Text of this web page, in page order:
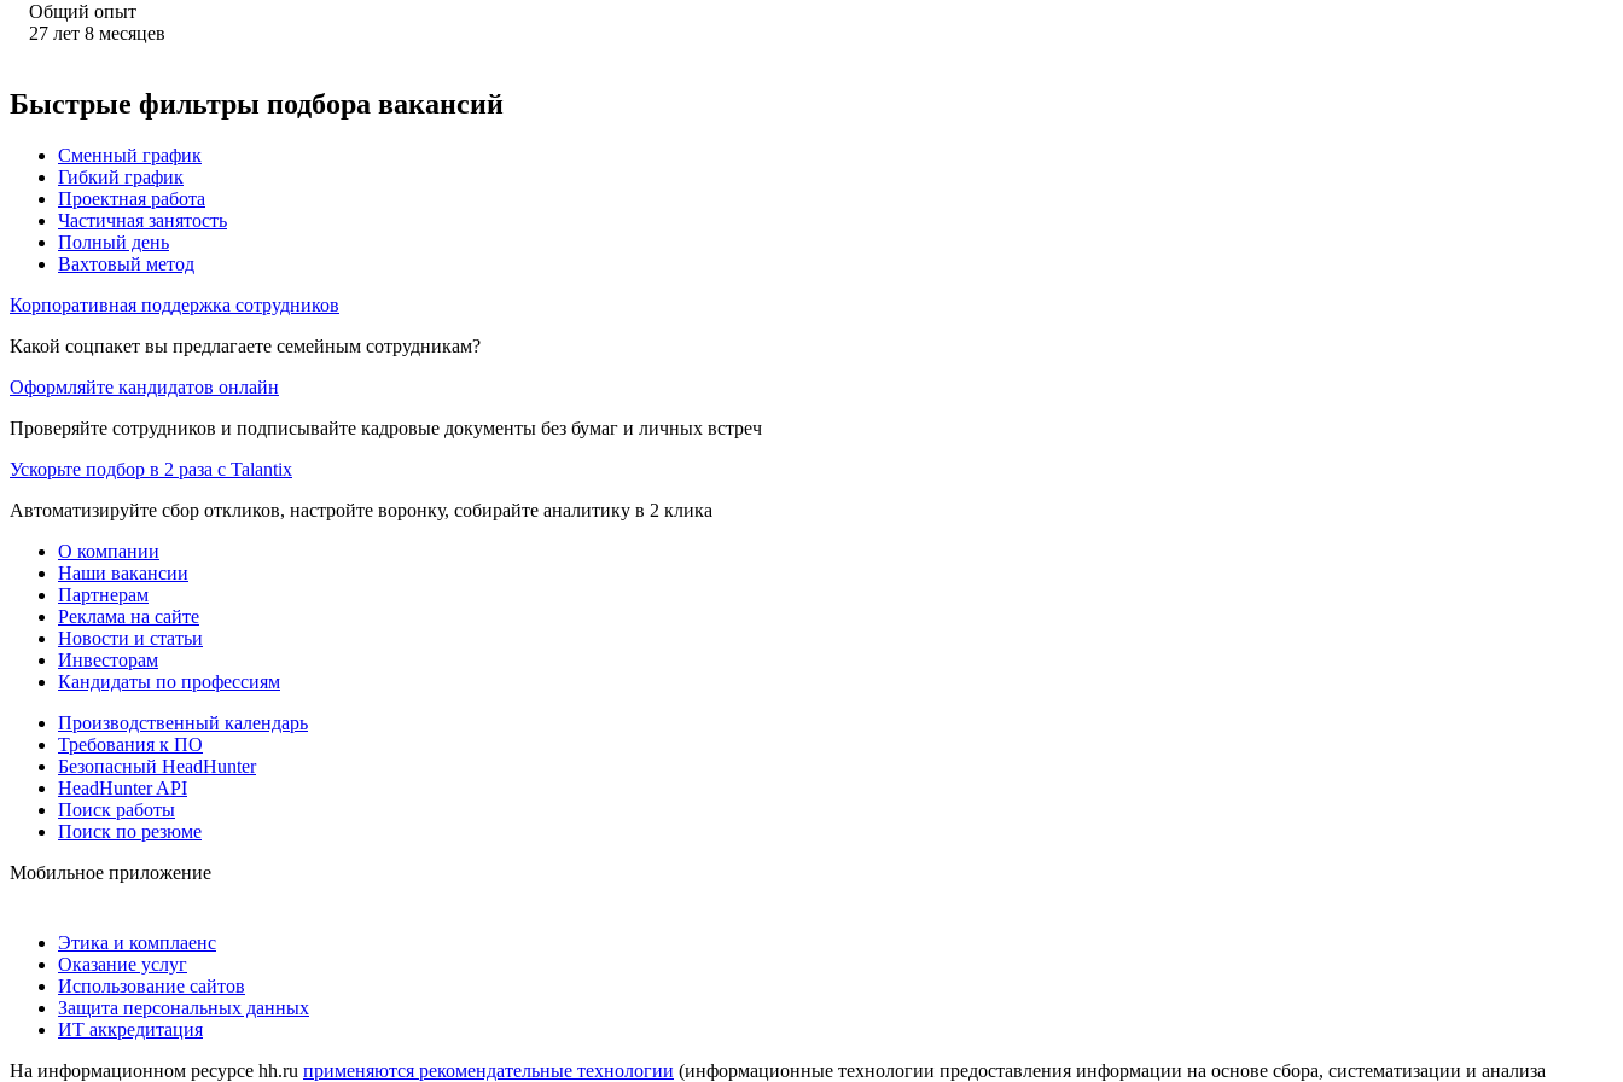
Общий опыт
27 лет 8 месяцев
Быстрые фильтры подбора вакансий
Сменный график
Гибкий график
Проектная работа
Частичная занятость
Полный день
Вахтовый метод
Корпоративная поддержка сотрудников
Какой соцпакет вы предлагаете семейным сотрудникам?
Оформляйте кандидатов онлайн
Проверяйте сотрудников и подписывайте кадровые документы без бумаг и личных встреч
Ускорьте подбор в 2 раза с Talantix
Автоматизируйте сбор откликов, настройте воронку, собирайте аналитику в 2 клика
О компании
Наши вакансии
Партнерам
Реклама на сайте
Новости и статьи
Инвесторам
Кандидаты по профессиям
Производственный календарь
Требования к ПО
Безопасный HeadHunter
HeadHunter API
Поиск работы
Поиск по резюме
Мобильное приложение
Этика и комплаенс
Оказание услуг
Использование сайтов
Защита персональных данных
ИТ аккредитация
На информационном ресурсе hh.ru применяются рекомендательные технологии (информационные технологии предоставления информации на основе сбора, систематизации и анализа